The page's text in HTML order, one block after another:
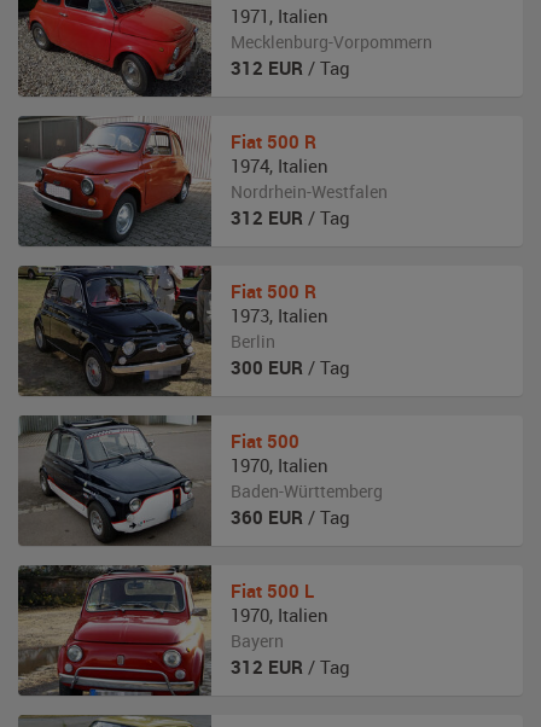
1971 , Italien
Mecklenburg-Vorpommern
312 EUR / Tag
Fiat 500 R
1974, Italien
Nordrhein-Westfalen
312 EUR / Tag
Fiat 500 R
1973, Italien
Berlin
300 EUR / Tag
Fiat 500
1970, Italien
Baden-Württemberg
360 EUR / Tag
Fiat 500 L
1970, Italien
Bayern
312 EUR / Tag